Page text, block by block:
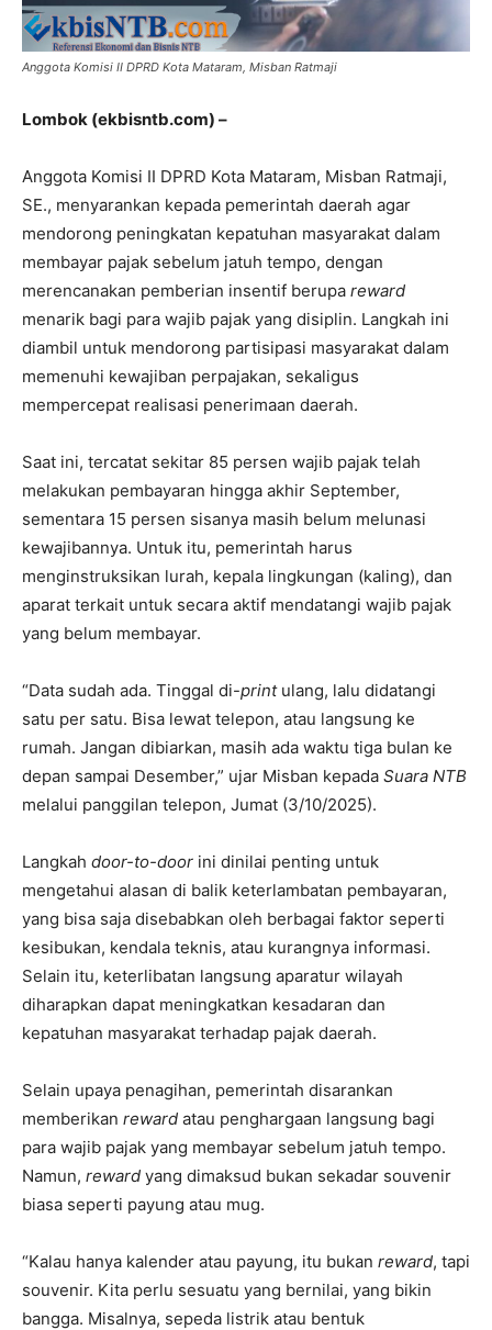
Anggota Komisi II DPRD Kota Mataram, Misban Ratmaji
Lombok (ekbisntb.com) –
Anggota Komisi II DPRD Kota Mataram, Misban Ratmaji,
SE., menyarankan kepada pemerintah daerah agar
mendorong peningkatan kepatuhan masyarakat dalam
membayar pajak sebelum jatuh tempo, dengan
merencanakan pemberian insentif berupa reward
menarik bagi para wajib pajak yang disiplin. Langkah ini
diambil untuk mendorong partisipasi masyarakat dalam
memenuhi kewajiban perpajakan, sekaligus
mempercepat realisasi penerimaan daerah.
Saat ini, tercatat sekitar 85 persen wajib pajak telah
melakukan pembayaran hingga akhir September,
sementara 15 persen sisanya masih belum melunasi
kewajibannya. Untuk itu, pemerintah harus
menginstruksikan lurah, kepala lingkungan (kaling), dan
aparat terkait untuk secara aktif mendatangi wajib pajak
yang belum membayar.
“Data sudah ada. Tinggal di-printulang, lalu didatangi
satu per satu. Bisa lewat telepon, atau langsung ke
rumah. Jangan dibiarkan, masih ada waktu tiga bulan ke
depan sampai Desember,” ujar Misban kepada Suara NTB
melalui panggilan telepon, Jumat (3/10/2025).
Langkah door-to-door ini dinilai penting untuk
mengetahui alasan di balik keterlambatan pembayaran,
yang bisa saja disebabkan oleh berbagai faktor seperti
kesibukan, kendala teknis, atau kurangnya informasi.
Selain itu, keterlibatan langsung aparatur wilayah
diharapkan dapat meningkatkan kesadaran dan
kepatuhan masyarakat terhadap pajak daerah.
Selain upaya penagihan, pemerintah disarankan
memberikan reward atau penghargaan langsung bagi
para wajib pajak yang membayar sebelum jatuh tempo.
Namun, reward yang dimaksud bukan sekadar souvenir
biasa seperti payung atau mug.
“Kalau hanya kalender atau payung, itu bukan reward, tapi
souvenir. Kita perlu sesuatu yang bernilai, yang bikin
bangga. Misalnya, sepeda listrik atau bentuk